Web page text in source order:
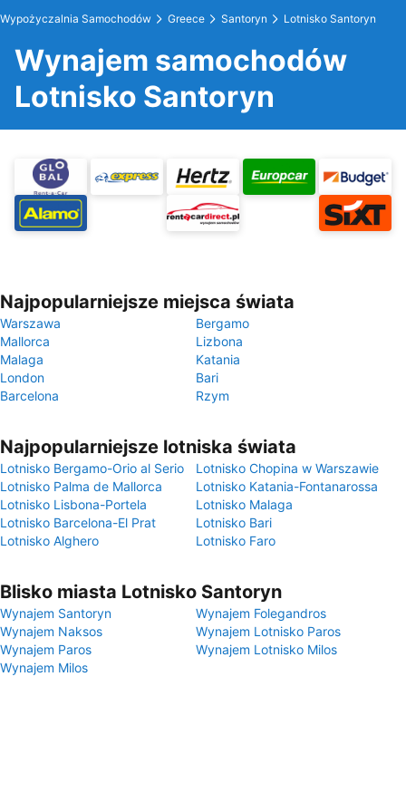
Wypożyczalnia Samochodów Greece Santoryn Lotnisko Santoryn
Wynajem samochodów
Lotnisko Santoryn
Najpopularniejsze miejsca świata
Warszawa
Bergamo
Mallorca
Lizbona
Malaga
Katania
London
Bari
Barcelona
Rzym
Najpopularniejsze lotniska świata
Lotnisko Bergamo-Orio al Serio
Lotnisko Chopina w Warszawie
Lotnisko Palma de Mallorca
Lotnisko Katania-Fontanarossa
Lotnisko Lisbona-Portela
Lotnisko Malaga
Lotnisko Barcelona-El Prat
Lotnisko Bari
Lotnisko Alghero
Lotnisko Faro
Blisko miasta Lotnisko Santoryn
Wynajem Santoryn
Wynajem Folegandros
Wynajem Naksos
Wynajem Lotnisko Paros
Wynajem Paros
Wynajem Lotnisko Milos
Wynajem Milos